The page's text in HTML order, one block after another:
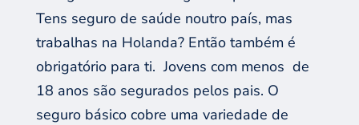
Tens seguro de saúde noutro país, mas
trabalhas na Holanda? Então também é
obrigatório para ti. Jovens com menos de
18 anos são segurados pelos pais. O
seguro básico cobre uma variedade de